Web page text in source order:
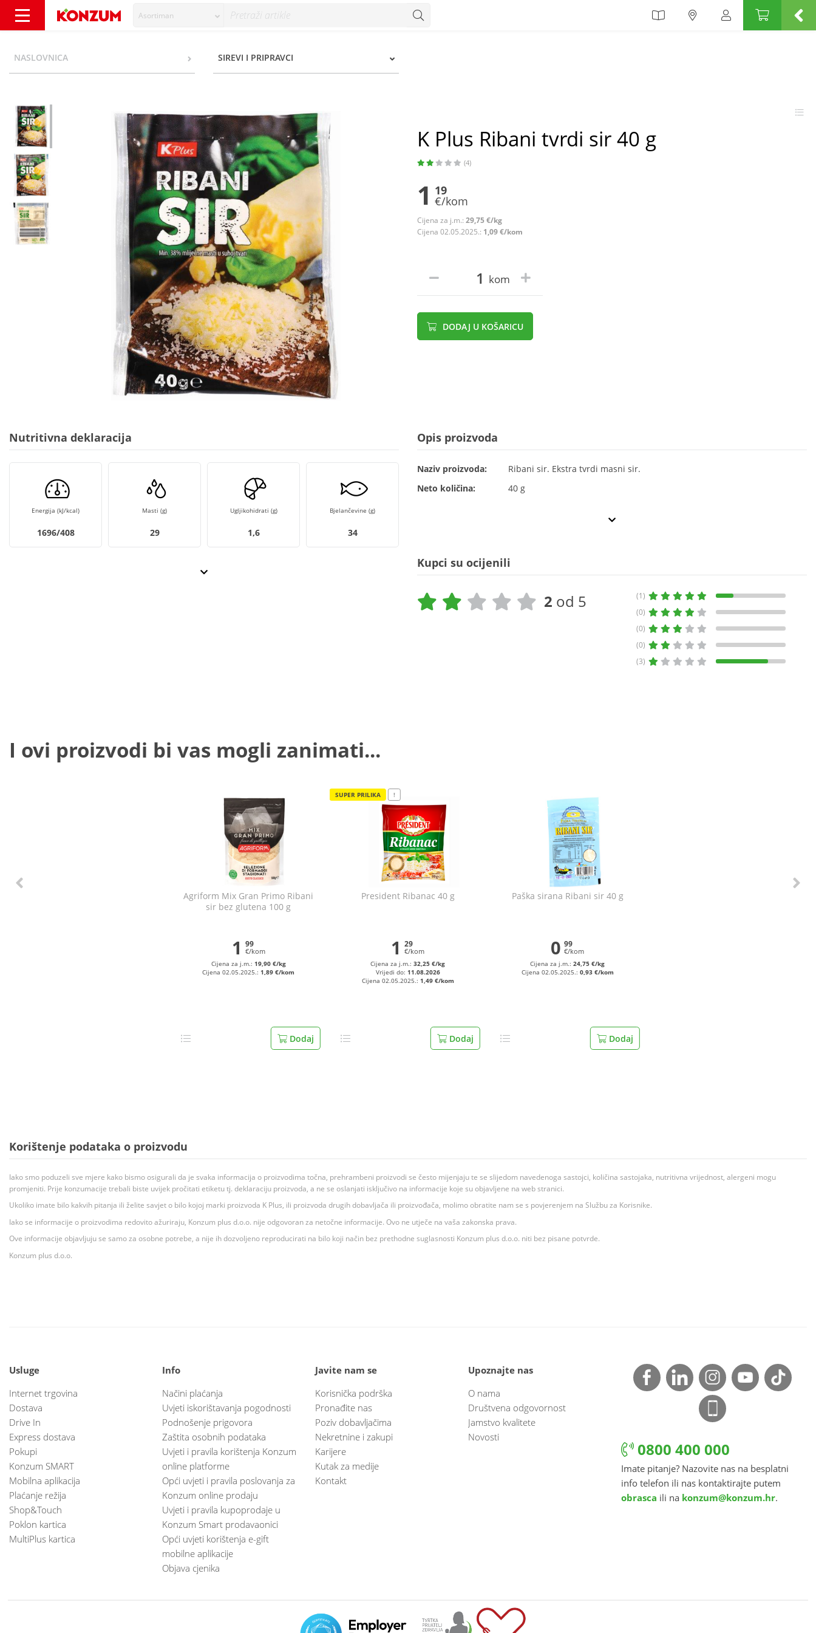
Asortiman
NASLOVNICA SIREVI I PRIPRAVCI
K Plus Ribani tvrdi sir 40 g
(4)
1 19
€/kom
Cijena za j.m.: 29,75 €/kg
Cijena 02.05.2025.: 1,09 €/kom
kom
DODAJ U KOŠARICU
Nutritivna deklaracija
Energija (kJ/kcal)
1696/408
Masti (g)
29
Ugljikohidrati (g)
1,6
Bjelančevine (g)
34
Opis proizvoda
Naziv proizvoda:
Ribani sir. Ekstra tvrdi masni sir.
Neto količina:
40 g
Kupci su ocijenili
2 od 5
(1)
(0)
(0)
(0)
(3)
I ovi proizvodi bi vas mogli zanimati...
Agriform Mix Gran Primo Ribani
sir bez glutena 100 g
1 99
€/kom
Cijena za j.m.: 19,90 €/kg
Cijena 02.05.2025.:1,89 €/kom
Dodaj
SUPER PRILIKA !
President Ribanac 40 g
1 29
€/kom
Cijena za j.m.:32,25 €/kg
Vrijedi do: 11.08.2026
Cijena 02.05.2025.: 1,49 €/kom
Dodaj
Paška sirana Ribani sir 40 g
0 99
€/kom
Cijena za j.m.:24,75 €/kg
Cijena 02.05.2025.: 0,93 €/kom
Dodaj
Korištenje podataka o proizvodu
Iako smo poduzeli sve mjere kako bismo osigurali da je svaka informacija o proizvodima točna, prehrambeni proizvodi se često mijenjaju te se slijedom navedenoga sastojci, količina sastojaka, nutritivna vrijednost, alergeni mogu
promjeniti. Prije konzumacije trebali biste uvijek pročitati etiketu tj. deklaraciju proizvoda, a ne se oslanjati isključivo na informacije koje su objavljene na web stranici.
Ukoliko imate bilo kakvih pitanja ili želite savjet o bilo kojoj marki proizvoda K Plus, ili proizvoda drugih dobavljača ili proizvođača, molimo obratite nam se s povjerenjem na Službu za Korisnike.
Iako se informacije o proizvodima redovito ažuriraju, Konzum plus d.o.o. nije odgovoran za netočne informacije. Ovo ne utječe na vaša zakonska prava.
Ove informacije objavljuju se samo za osobne potrebe, a nije ih dozvoljeno reproducirati na bilo koji način bez prethodne suglasnosti Konzum plus d.o.o. niti bez pisane potvrde.
Konzum plus d.o.o.
Usluge
Internet trgovina
Dostava
Drive In
Express dostava
Pokupi
Konzum SMART
Mobilna aplikacija
Plaćanje režija
Shop&Touch
Poklon kartica
MultiPlus kartica
Info
Načini plaćanja
Uvjeti iskorištavanja pogodnosti
Podnošenje prigovora
Zaštita osobnih podataka
Uvjeti i pravila korištenja Konzum
online platforme
Opći uvjeti i pravila poslovanja za
Konzum online prodaju
Uvjeti i pravila kupoprodaje u
Konzum Smart prodavaonici
Opći uvjeti korištenja e-gift
mobilne aplikacije
Objava cjenika
Javite nam se
Korisnička podrška
Pronađite nas
Poziv dobavljačima
Nekretnine i zakupi
Karijere
Kutak za medije
Kontakt
Upoznajte nas
O nama
Društvena odgovornost
Jamstvo kvalitete
Novosti
0800 400 000
Imate pitanje? Nazovite nas na besplatni
info telefon ili nas kontaktirajte putem
obrasca ili na konzum@konzum.hr.